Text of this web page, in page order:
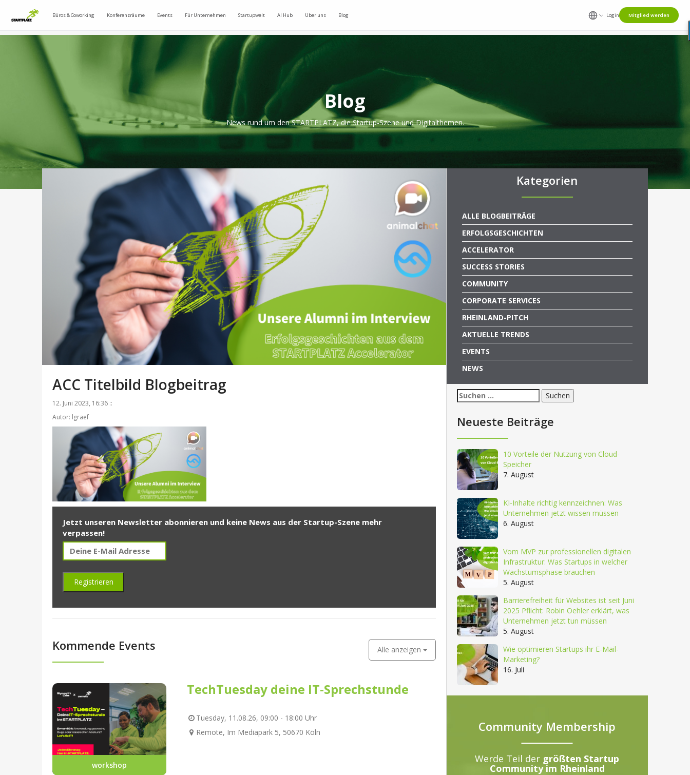
Büros & Coworking Konferenzräume Events Für Unternehmen Startupwelt AI Hub Über uns Blog Login Mitglied werden
Blog
News rund um den STARTPLATZ, die Startup-Szene und Digitalthemen.
ACC Titelbild Blogbeitrag
12. Juni 2023, 16:36 ::
Autor: lgraef
Jetzt unseren Newsletter abonnieren und keine News aus der Startup-Szene mehr
verpassen!
Kommende Events Alle anzeigen
workshop
TechTuesday deine IT-Sprechstunde
Tuesday, 11.08.26, 09:00 - 18:00 Uhr
Remote, Im Mediapark 5, 50670 Köln
Kategorien
ALLE BLOGBEITRÄGE
ERFOLGSGESCHICHTEN
ACCELERATOR
SUCCESS STORIES
COMMUNITY
CORPORATE SERVICES
RHEINLAND-PITCH
AKTUELLE TRENDS
EVENTS
NEWS
Suchen
nach:
Neueste Beiträge
10 Vorteile der Nutzung von Cloud-
Speicher
7. August
KI-Inhalte richtig kennzeichnen: Was
Unternehmen jetzt wissen müssen
6. August
Vom MVP zur professionellen digitalen
Infrastruktur: Was Startups in welcher
Wachstumsphase brauchen
5. August
Barrierefreiheit für Websites ist seit Juni
2025 Pflicht: Robin Oehler erklärt, was
Unternehmen jetzt tun müssen
5. August
Wie optimieren Startups ihr E-Mail-
Marketing?
16. Juli
Community Membership
Werde Teil der größten Startup
Community im Rheinland